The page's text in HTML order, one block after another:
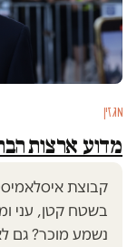
מגזין
מדוע ארצות
קבוצת
בשטח קטן, עני
נשמע מוכר? גם